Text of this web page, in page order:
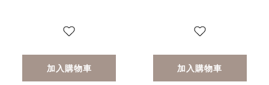
加入購物車 加入購物車